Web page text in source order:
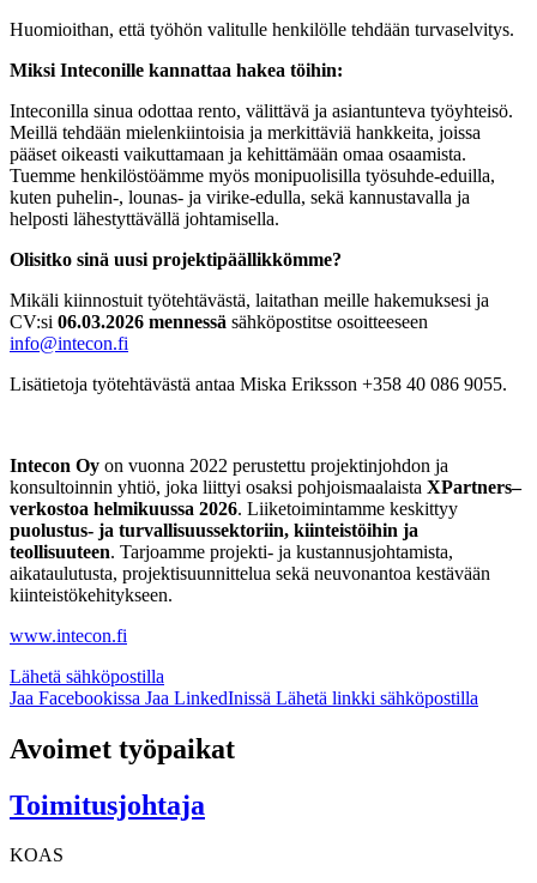
Huomioithan, että työhön valitulle henkilölle tehdään turvaselvitys.
Miksi Inteconille kannattaa hakea töihin:
Inteconilla sinua odottaa rento, välittävä ja asiantunteva työyhteisö.
Meillä tehdään mielenkiintoisia ja merkittäviä hankkeita, joissa
pääset oikeasti vaikuttamaan ja kehittämään omaa osaamista.
Tuemme henkilöstöämme myös monipuolisilla työsuhde-eduilla,
kuten puhelin-, lounas- ja virike-edulla, sekä kannustavalla ja
helposti lähestyttävällä johtamisella.
Olisitko sinä uusi projektipäällikkömme?
Mikäli kiinnostuit työtehtävästä, laitathan meille hakemuksesi ja
CV:si 06.03.2026 mennessä sähköpostitse osoitteeseen
info@intecon.fi
Lisätietoja työtehtävästä antaa Miska Eriksson +358 40 086 9055.
Intecon Oy on vuonna 2022 perustettu projektinjohdon ja
konsultoinnin yhtiö, joka liittyi osaksi pohjoismaalaista XPartners–
verkostoa helmikuussa 2026. Liiketoimintamme keskittyy
puolustus- ja turvallisuussektoriin, kiinteistöihin ja
teollisuuteen. Tarjoamme projekti- ja kustannusjohtamista,
aikataulutusta, projektisuunnittelua sekä neuvonantoa kestävään
kiinteistökehitykseen.
www.intecon.fi
Lähetä sähköpostilla
Jaa Facebookissa Jaa LinkedInissä Lähetä linkki sähköpostilla
Avoimet työpaikat
Toimitusjohtaja
KOAS